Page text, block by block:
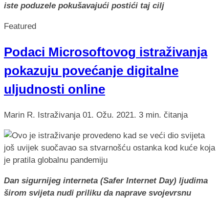
iste poduzele pokušavajući postići taj cilj
Featured
Podaci Microsoftovog istraživanja
pokazuju povećanje digitalne
uljudnosti online
Marin R. Istraživanja 01. Ožu. 2021. 3 min. čitanja
Dan sigurnijeg interneta (Safer Internet Day) ljudima
širom svijeta nudi priliku da naprave svojevrsnu